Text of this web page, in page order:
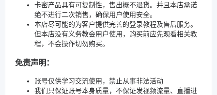
卡密产品具有可复制性，售出概不退货。并且本店承诺
绝不进行二次销售，确保用户使用安全。
本店尽可能的为客户提供完善的登录教程及售后服务。
但本店没有义务教会用户使用，购买前应先观看相关教
程，不会操作切勿购买。
免责声明：
账号仅供学习交流使用，禁止从事非法活动
我们只保证账号本身质量，不保证发视频流量、直播进